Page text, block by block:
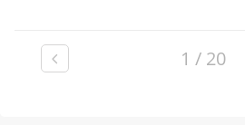
1 / 20